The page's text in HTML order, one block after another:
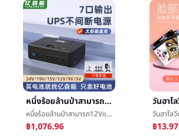
หนึ่งร้อยล้านป่าสามารถ12Vแบตเตอรี่ลิเธียมกลุ่ม24v19vå¤åสามารถสำรองเพาเวอร์ซัพพลายUPSไม่ขัดจังหวะ15V9V5โวลต์ความจุสูง
หนึ่งร้อยล้านป่าสามารถ12Vแบตเตอรี่ลิเธียมกลุ่ม24v19vå¤åสามารถสำรองเพาเวอร์ซัพพลายUPSไม่ขัดจังหวะ15V9V5โวลต์ความจุสูง
฿1,076.96 ฿13.97